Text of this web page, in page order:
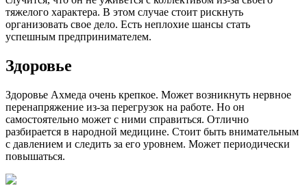
тяжелого характера. В этом случае стоит рискнуть
организовать свое дело. Есть неплохие шансы стать
успешным предпринимателем.
Здоровье
Здоровье Ахмеда очень крепкое. Может возникнуть нервное
перенапряжение из-за перегрузок на работе. Но он
самостоятельно может с ними справиться. Отлично
разбирается в народной медицине. Стоит быть внимательным
с давлением и следить за его уровнем. Может периодически
повышаться.